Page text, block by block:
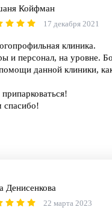
Койфман
17 декабря 2021
клиника.
и персонал, на уровне.
данной клиники,
спасибо!
Денисенкова
22 марта 2023